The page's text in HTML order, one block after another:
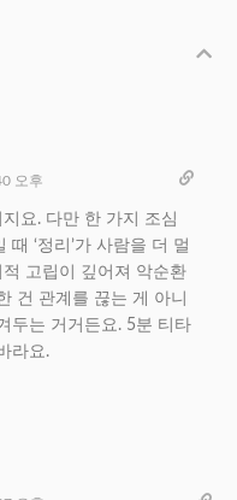
오후
요. 다만 한 가지 조심
‘정리’가 사람을 더 멀
고립이 깊어져 악순환
건 관계를 끊는 게 아니
두는 거거든요. 5분 티타
라요.